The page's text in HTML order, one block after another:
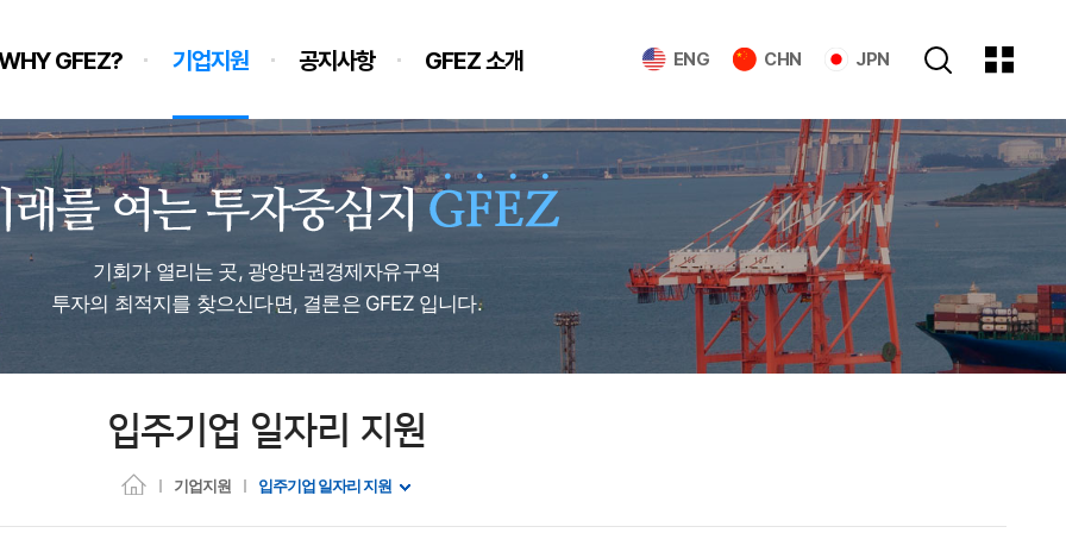
ENG CHN JPN
GFEZ? 기업지원 공지사항 GFEZ 소개
기회가 열리는 곳, 광양만권경제자유구역
투자의 최적지를 찾으신다면, 결론은 GFEZ 입니다.
입주기업 일자리 지원
기업지원 입주기업 일자리 지원